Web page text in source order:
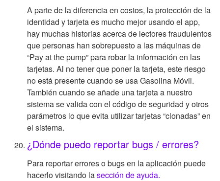
A parte de la diferencia en costos, la protección de la
identidad y tarjeta es mucho mejor usando el app,
hay muchas historias acerca de lectores fraudulentos
que personas han sobrepuesto a las máquinas de
“Pay at the pump” para robar la información en las
tarjetas. Al no tener que poner la tarjeta, este riesgo
no está presente cuando se usa Gasolina Móvil.
También cuando se añade una tarjeta a nuestro
sistema se valida con el código de seguridad y otros
parámetros lo que evita utilizar tarjetas “clonadas” en
el sistema.
¿Dónde puedo reportar bugs / errores?
Para reportar errores o bugs en la aplicación puede
hacerlo visitando lasección de ayuda.